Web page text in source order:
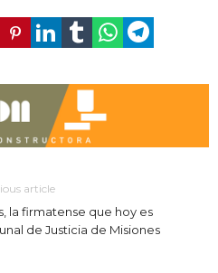
article
la firmatense que hoy es
de Justicia de Misiones